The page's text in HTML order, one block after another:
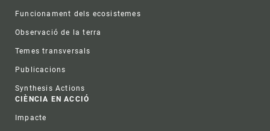
Funcionament dels ecosistemes
Observació de la terra
Temes transversals
Publicacions
Synthesis Actions
CIÈNCIA EN ACCIÓ
Impacte